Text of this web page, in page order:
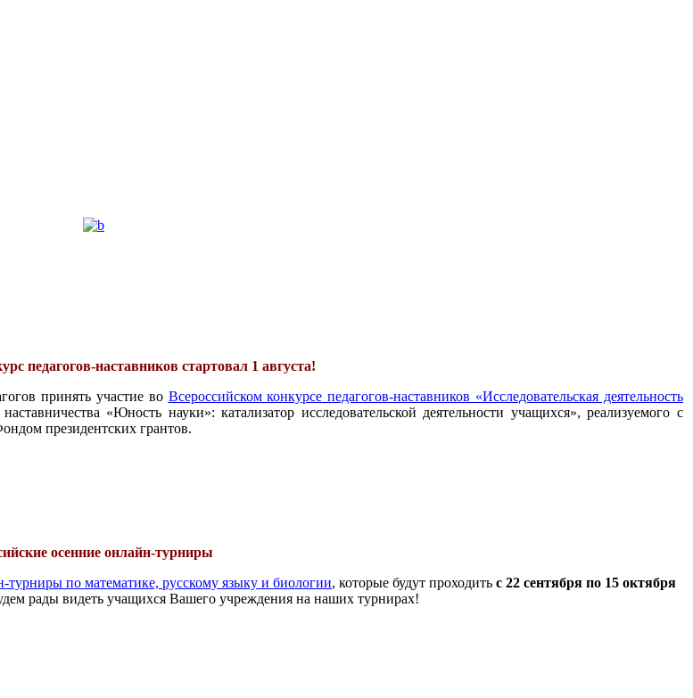
педагогов-наставников стартовал 1 августа!
принять участие во Всероссийском конкурсе педагогов-наставников «Исследовательская деятельность
«Юность науки»: катализатор исследовательской деятельности учащихся», реализуемого с
президентских грантов.
осенние онлайн-турниры
турниры по математике, русскому языку и биологии, которые будут проходить с 22 сентября по 15 октября
рады видеть учащихся Вашего учреждения на наших турнирах!